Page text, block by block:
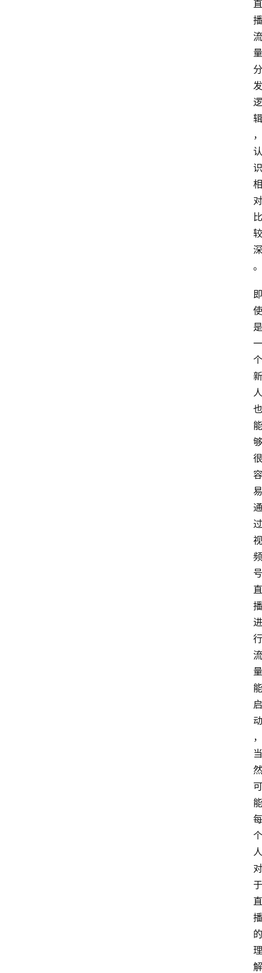
直
播
流
量
分
发
逻
辑
，
认
识
相
对
比
较
深
。
即
使
是
一
个
新
人
也
能
够
很
容
易
通
过
视
频
号
直
播
进
行
流
量
能
启
动
，
当
然
可
能
每
个
人
对
于
直
播
的
理
解